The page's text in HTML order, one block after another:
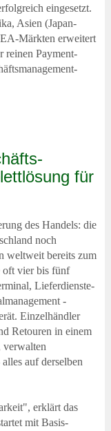
eingesetzt.
Asien (Japan-
Märkten erweitert
reinen Payment-
für
des Handels: die
noch
weltweit bereits zum
oft vier bis fünf
Lieferdienste-
-
Einzelhändler
Retouren in einem
verwalten
auf derselben
erklärt das
mit Basis-